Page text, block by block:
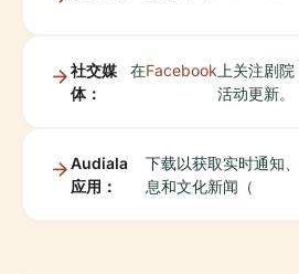
社交媒
体：
在Facebook 上关注剧
活动更新。
Audiala
应用：
下载以获取实时通知
息和文化新闻（